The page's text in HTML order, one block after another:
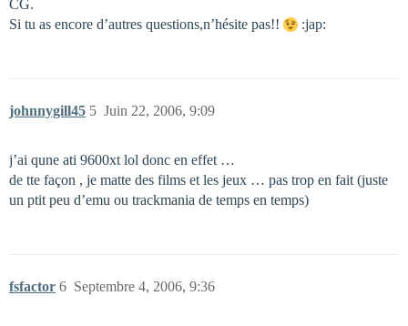
CG.
Si tu as encore d’autres questions,n’hésite pas!!
:jap:
johnnygill45 Juin 22, 2006, 9:09
5
j’ai qune ati 9600xt lol donc en effet …
de tte façon , je matte des films et les jeux … pas trop en fait (juste
un ptit peu d’emu ou trackmania de temps en temps)
fsfactor Septembre 4, 2006, 9:36
6